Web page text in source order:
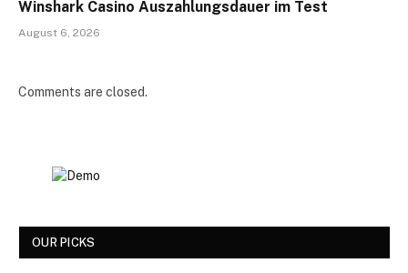
Winshark Casino Auszahlungsdauer im Test
August 6, 2026
Comments are closed.
OUR PICKS